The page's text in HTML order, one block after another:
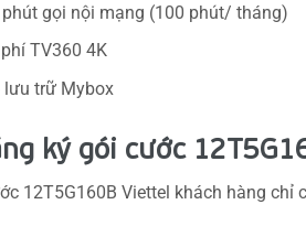
gọi nội mạng (100 phút/ tháng)
TV360 4K
lưu trữ Mybox
ký gói cước
12T5G160B Viettel khách hàng chỉ